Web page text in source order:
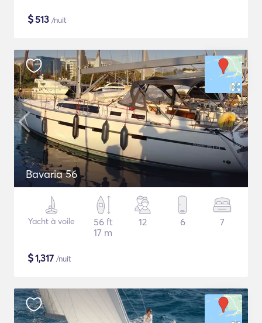
$513 /nuit
Bavaria 56
Yacht à voile
56 ft
17 m
12 6 7
$1,317 /nuit